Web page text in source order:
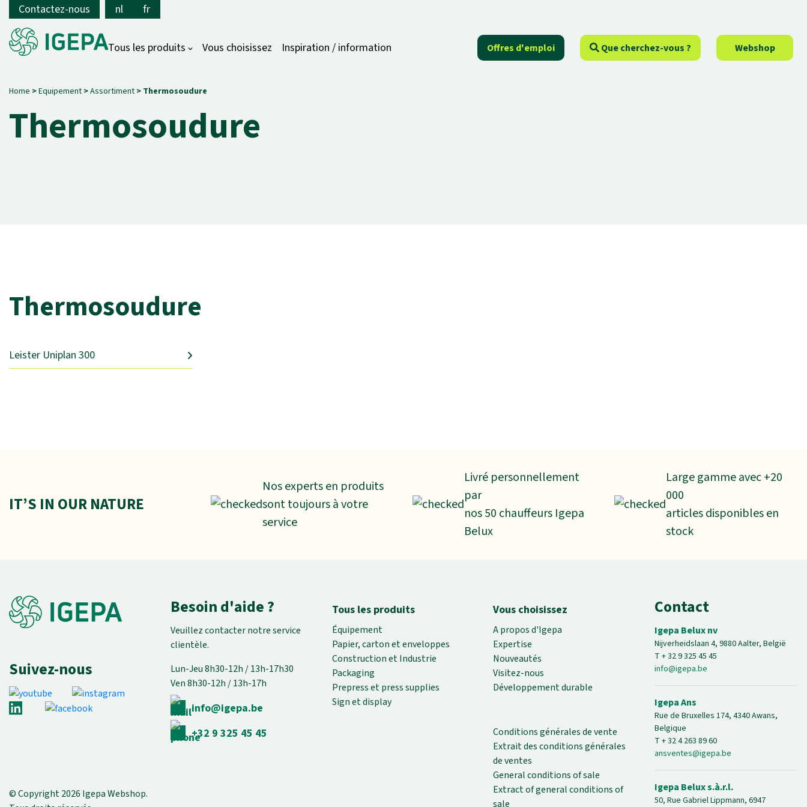
Contactez-nous nl fr
Tous les produits Vous choisissez Inspiration / information Offres d'emploi Que cherchez-vous ? Webshop
Home >Equipement >Assortiment > Thermosoudure
Thermosoudure
Thermosoudure
Leister Uniplan 300
IT’S IN OUR NATURE
Nos experts en produits
sont toujours à votre
service
Livré personnellement
par
nos 50 chauffeurs Igepa
Belux
Large gamme avec +20
000
articles disponibles en
stock
Suivez-nous
© Copyright 2026 Igepa Webshop.
Besoin d'aide ?
Veuillez contacter notre service
clientèle.
Lun-Jeu 8h30-12h / 13h-17h30
Ven 8h30-12h / 13h-17h
info@igepa.be
+32 9 325 45 45
Tous les produits
Équipement
Papier, carton et enveloppes
Construction et Industrie
Packaging
Prepress et press supplies
Sign et display
Vous choisissez
A propos d'Igepa
Expertise
Nouveautés
Visitez-nous
Développement durable
Conditions générales de vente
Extrait des conditions générales
de ventes
General conditions of sale
Extract of general conditions of
sale
Contact
Igepa Belux nv
Nijverheidslaan 4, 9880 Aalter, België
T + 32 9 325 45 45
info@igepa.be
Igepa Ans
Rue de Bruxelles 174, 4340 Awans,
Belgique
T + 32 4 263 89 60
ansventes@igepa.be
Igepa Belux s.à.r.l.
50, Rue Gabriel Lippmann, 6947